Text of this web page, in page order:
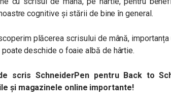
cognitive și stării de bine în general.
plăcerea scrisului de mână, importanța
deschide o foaie albă de hârtie.
scris SchneiderPen pentru Back to
și magazinele online importante!